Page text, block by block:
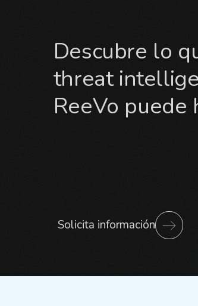
Descubre lo
threat
ReeVo puede
Solicita información